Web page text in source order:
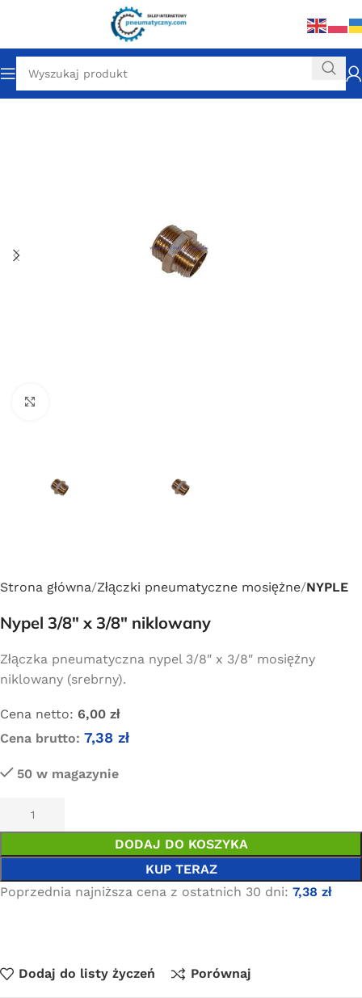
Strona główna Złączki pneumatyczne mosiężne NYPLE
Nypel 3/8″ x 3/8″ niklowany
Złączka pneumatyczna nypel 3/8″ x 3/8″ mosiężny
niklowany (srebrny).
Cena netto: 6,00 zł
Cena brutto: 7,38 zł
50 w magazynie
DODAJ DO KOSZYKA
KUP TERAZ
Poprzednia najniższa cena z ostatnich 30 dni: 7,38 zł
Dodaj do listy życzeń Porównaj